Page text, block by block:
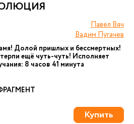
Павел Вяч
Вадим Пугачев
Долой пришлых и бессмертных!
ещё чуть-чуть! Исполняет
8 часов 41 минута
Купить